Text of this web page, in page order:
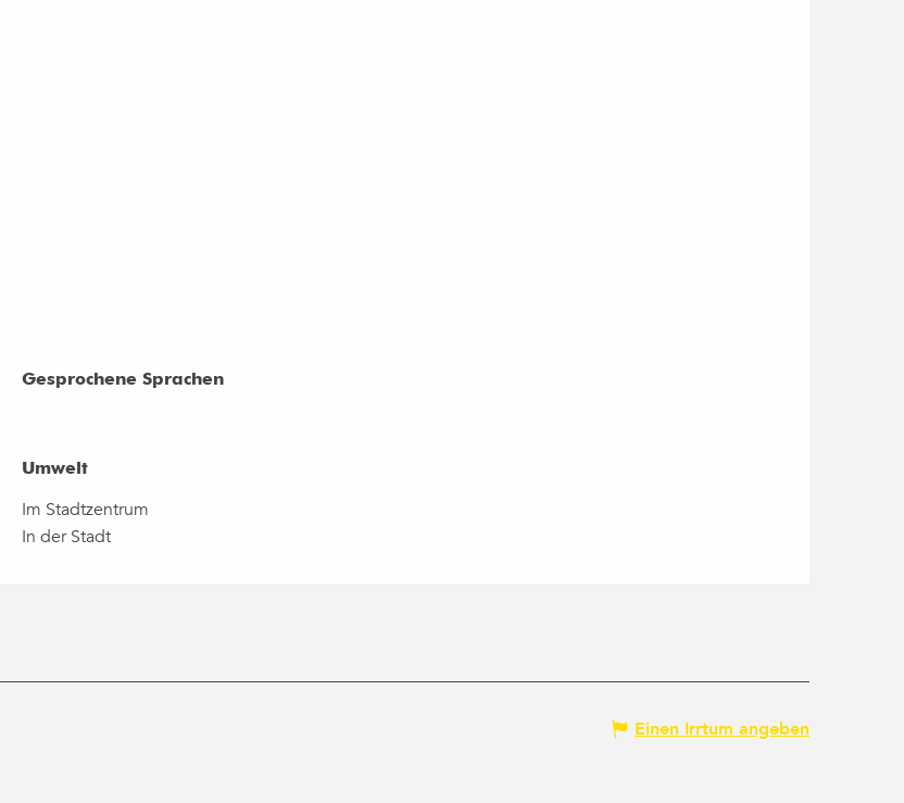
Gesprochene Sprachen
Gesprochene Sprachen
Umwelt
Umwelt
Im Stadtzentrum
In der Stadt
Einen Irrtum angeben